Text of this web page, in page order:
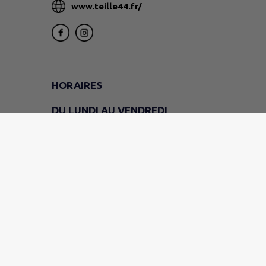
www.teille44.fr/
HORAIRES
DU LUNDI AU VENDREDI